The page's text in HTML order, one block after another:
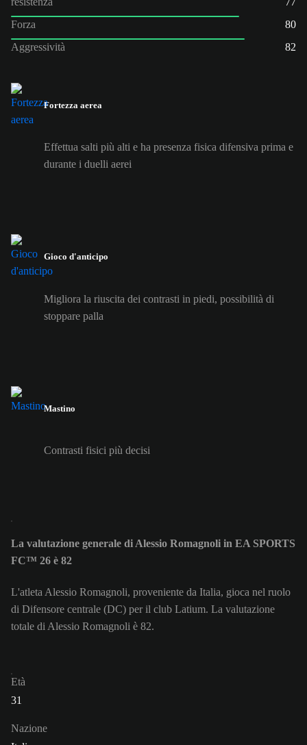
Forza
80
Aggressività
82
Fortezza aerea
Effettua salti più alti e ha presenza fisica difensiva prima e
durante i duelli aerei
Gioco d'anticipo
Migliora la riuscita dei contrasti in piedi, possibilità di
stoppare palla
Mastino
Contrasti fisici più decisi
La valutazione generale di Alessio Romagnoli in EA SPORTS
FC™ 26 è 82
L'atleta Alessio Romagnoli, proveniente da Italia, gioca nel ruolo
di Difensore centrale (DC) per il club Latium. La valutazione
totale di Alessio Romagnoli è 82.
Età
31
Nazione